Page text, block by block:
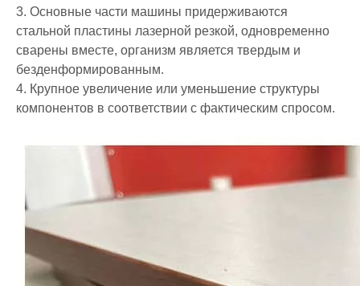
3. Основные части машины придерживаются
стальной пластины лазерной резкой, одновременно
сварены вместе, организм является твердым и
безденформированным.
4. Крупное увеличение или уменьшение структуры
компонентов в соответствии с фактическим спросом.